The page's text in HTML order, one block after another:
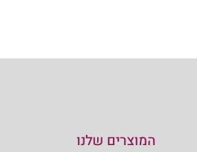
המוצרים שלנו